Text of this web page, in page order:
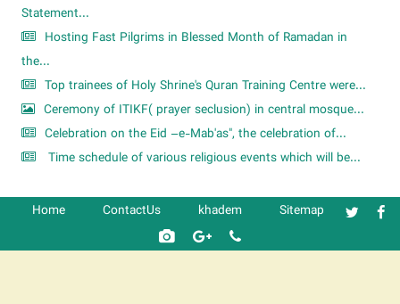
Statement...
Hosting Fast Pilgrims in Blessed Month of Ramadan in
the...
Top trainees of Holy Shrine's Quran Training Centre were...
Ceremony of ITIKF( prayer seclusion) in central mosque...
Celebration on the Eid –e-Mab'as", the celebration of...
Time schedule of various religious events which will be...
Home ContactUs khadem Sitemap